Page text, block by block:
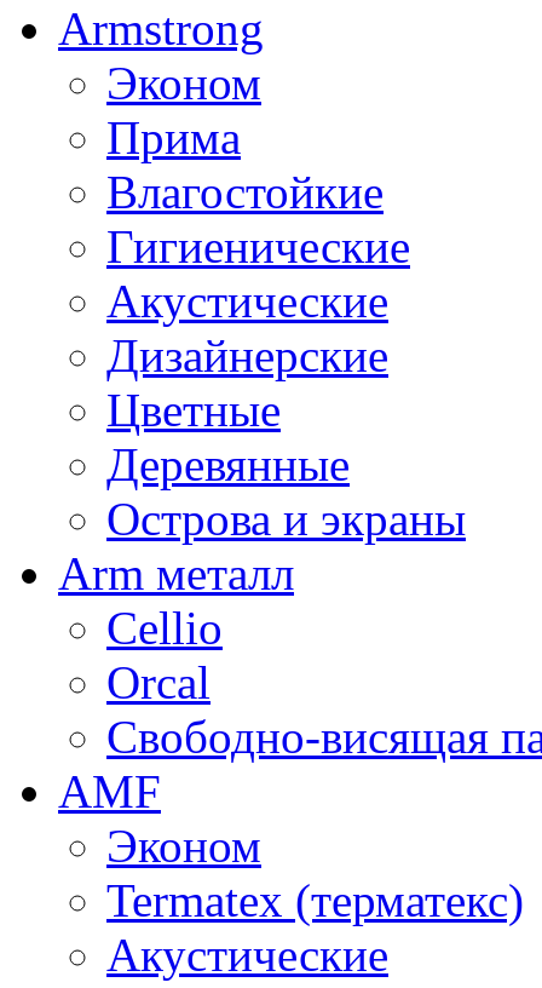
Armstrong
Эконом
Прима
Влагостойкие
Гигиенические
Акустические
Дизайнерские
Цветные
Деревянные
Острова и экраны
Arm металл
Cellio
Orcal
Свободно-висящая
AMF
Эконом
Termatex (терматекс)
Акустические